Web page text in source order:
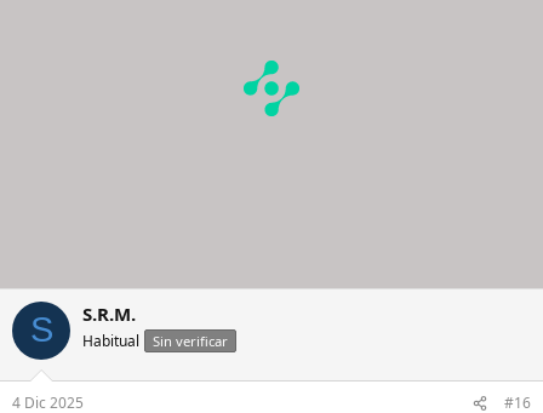
S S.R.M.
Habitual Sin verificar
4 Dic 2025 #16